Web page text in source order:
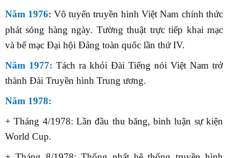
Năm 1976: Vô tuyến truyền hình Việt Nam chính thức
phát sóng hàng ngày. Tường thuật trực tiếp khai mạc
và bế mạc Đại hội Đảng toàn quốc lần thứ IV.
Năm 1977: Tách ra khỏi Đài Tiếng nói Việt Nam trở
thành Đài Truyền hình Trung ương.
Năm 1978:
+ Tháng 4/1978: Lần đầu thu băng, bình luận sự kiện
World Cup.